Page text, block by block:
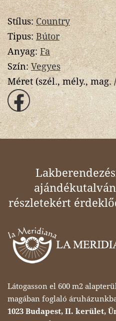
Stílus:Country
Tipus: Bútor
Anyag: Fa
Szín:Vegyes
Méret (szél., mély., mag.
részletekért
Látogasson el 600 m2
magában foglaló
1023 Budapest, II. kerület,